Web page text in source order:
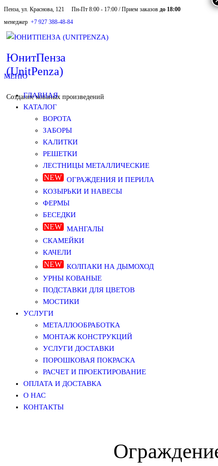
Skip
to
the
content
Пенза, ул. Краснова, 121 Пн-Пт 8:00 - 17:00 / Прием заказов до 18:00
менеджер +7 927 388-48-84
ЮнитПенза
(UnitPenza)
Создание кованых произведений
МЕНЮ
ГЛАВНАЯ
КАТАЛОГ
ВОРОТА
ЗАБОРЫ
КАЛИТКИ
РЕШЕТКИ
ЛЕСТНИЦЫ МЕТАЛЛИЧЕСКИЕ
ОГРАЖДЕНИЯ И ПЕРИЛА
КОЗЫРЬКИ И НАВЕСЫ
ФЕРМЫ
БЕСЕДКИ
МАНГАЛЫ
СКАМЕЙКИ
КАЧЕЛИ
КОЛПАКИ НА ДЫМОХОД
УРНЫ КОВАНЫЕ
ПОДСТАВКИ ДЛЯ ЦВЕТОВ
МОСТИКИ
УСЛУГИ
МЕТАЛЛООБРАБОТКА
МОНТАЖ КОНСТРУКЦИЙ
УСЛУГИ ДОСТАВКИ
ПОРОШКОВАЯ ПОКРАСКА
РАСЧЕТ И ПРОЕКТИРОВАНИЕ
ОПЛАТА И ДОСТАВКА
О НАС
КОНТАКТЫ